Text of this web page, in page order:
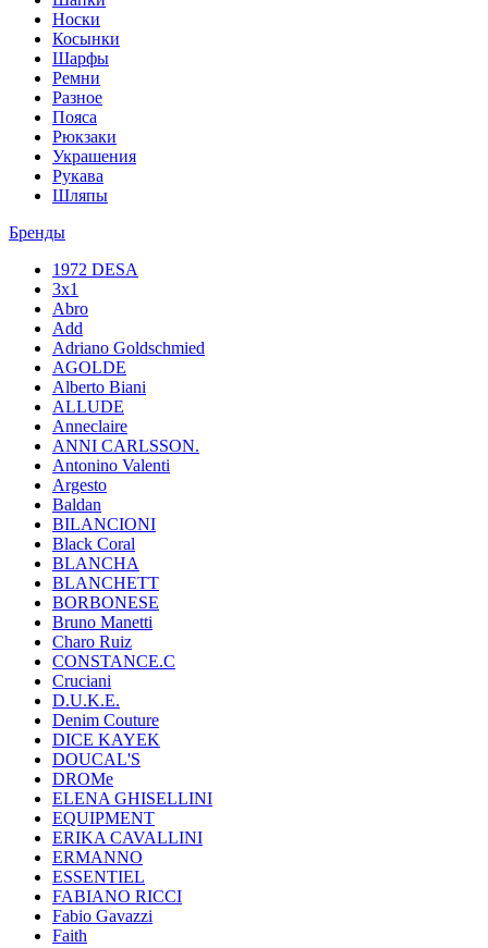
Носки
Косынки
Шарфы
Ремни
Разное
Пояса
Рюкзаки
Украшения
Рукава
Шляпы
Бренды
1972 DESA
3x1
Abro
Add
Adriano Goldschmied
AGOLDE
Alberto Biani
ALLUDE
Anneclaire
ANNI CARLSSON.
Antonino Valenti
Argesto
Baldan
BILANCIONI
Black Coral
BLANCHA
BLANCHETT
BORBONESE
Bruno Manetti
Charo Ruiz
CONSTANCE.C
Cruciani
D.U.K.E.
Denim Couture
DICE KAYEK
DOUCAL'S
DROMe
ELENA GHISELLINI
EQUIPMENT
ERIKA CAVALLINI
ERMANNO
ESSENTIEL
FABIANO RICCI
Fabio Gavazzi
Faith